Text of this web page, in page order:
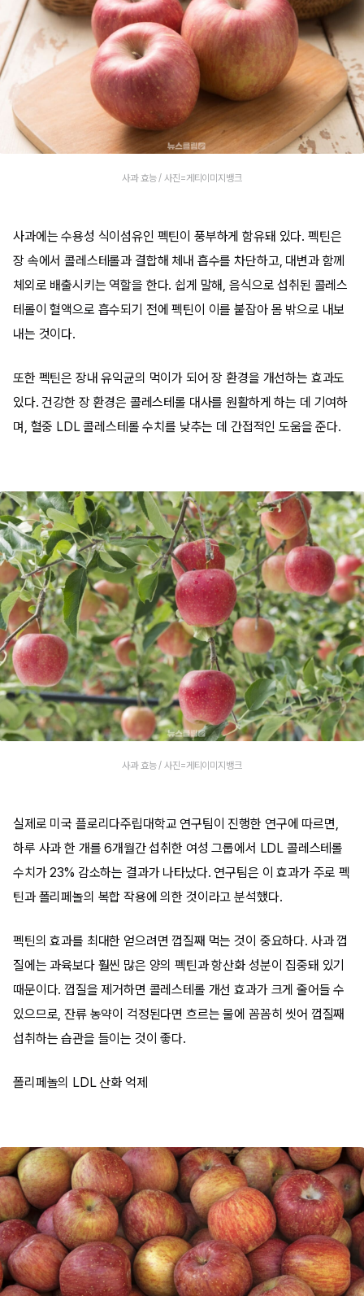
사과 효능 / 사진=게티이미지뱅크
사과에는 수용성 식이섬유인 펙틴이 풍부하게 함유돼 있다. 펙틴은
장 속에서 콜레스테롤과 결합해 체내 흡수를 차단하고, 대변과 함께
체외로 배출시키는 역할을 한다. 쉽게 말해, 음식으로 섭취된 콜레스
테롤이 혈액으로 흡수되기 전에 펙틴이 이를 붙잡아 몸 밖으로 내보
내는 것이다.
또한 펙틴은 장내 유익균의 먹이가 되어 장 환경을 개선하는 효과도
있다. 건강한 장 환경은 콜레스테롤 대사를 원활하게 하는 데 기여하
며, 혈중 LDL 콜레스테롤 수치를 낮추는 데 간접적인 도움을 준다.
사과 효능 / 사진=게티이미지뱅크
실제로 미국 플로리다주립대학교 연구팀이 진행한 연구에 따르면,
하루 사과 한 개를 6개월간 섭취한 여성 그룹에서 LDL 콜레스테롤
수치가 23% 감소하는 결과가 나타났다. 연구팀은 이 효과가 주로 펙
틴과 폴리페놀의 복합 작용에 의한 것이라고 분석했다.
펙틴의 효과를 최대한 얻으려면 껍질째 먹는 것이 중요하다. 사과 껍
질에는 과육보다 훨씬 많은 양의 펙틴과 항산화 성분이 집중돼 있기
때문이다. 껍질을 제거하면 콜레스테롤 개선 효과가 크게 줄어들 수
있으므로, 잔류 농약이 걱정된다면 흐르는 물에 꼼꼼히 씻어 껍질째
섭취하는 습관을 들이는 것이 좋다.
폴리페놀의 LDL 산화 억제